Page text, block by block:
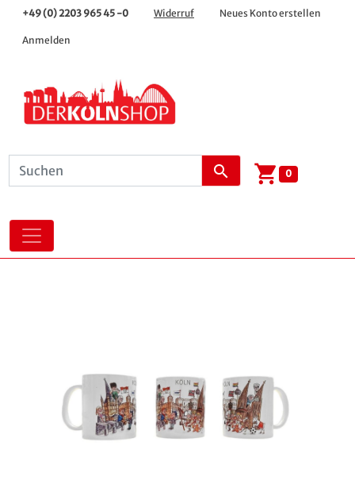
+49 (0) 2203 965 45 -0 Widerruf Neues Konto erstellen
Anmelden
search shopping_cart 0